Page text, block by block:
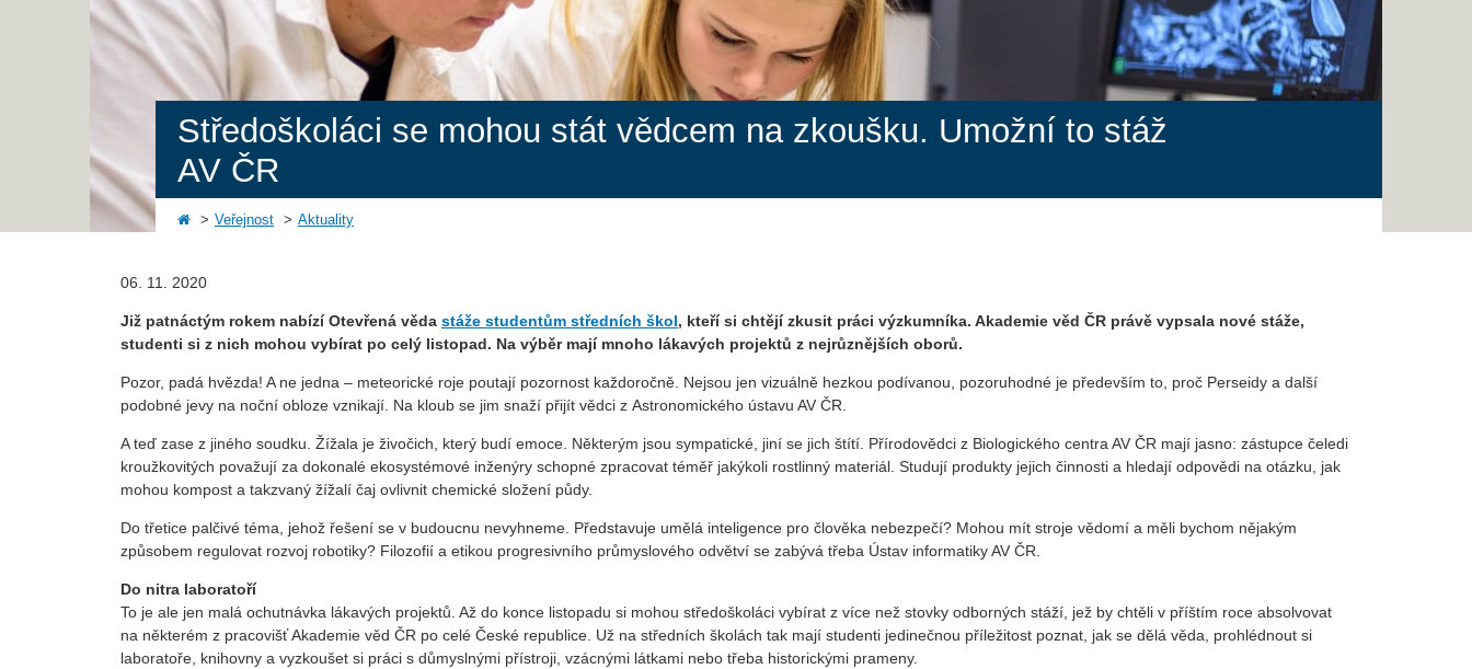
Středoškoláci se mohou stát vědcem na zkoušku. Umožní to stáž
AV ČR
Veřejnost Aktuality
06. 11. 2020
Již patnáctým rokem nabízí Otevřená věda stáže studentům středních škol, kteří si chtějí zkusit práci výzkumníka. Akademie věd ČR právě vypsala nové stáže,
studenti si z nich mohou vybírat po celý listopad. Na výběr mají mnoho lákavých projektů z nejrůznějších oborů.
Pozor, padá hvězda! A ne jedna – meteorické roje poutají pozornost každoročně. Nejsou jen vizuálně hezkou podívanou, pozoruhodné je především to, proč Perseidy a další
podobné jevy na noční obloze vznikají. Na kloub se jim snaží přijít vědci z Astronomického ústavu AV ČR.
A teď zase z jiného soudku. Žížala je živočich, který budí emoce. Některým jsou sympatické, jiní se jich štítí. Přírodovědci z Biologického centra AV ČR mají jasno: zástupce čeledi
kroužkovitých považují za dokonalé ekosystémové inženýry schopné zpracovat téměř jakýkoli rostlinný materiál. Studují produkty jejich činnosti a hledají odpovědi na otázku, jak
mohou kompost a takzvaný žížalí čaj ovlivnit chemické složení půdy.
Do třetice palčivé téma, jehož řešení se v budoucnu nevyhneme. Představuje umělá inteligence pro člověka nebezpečí? Mohou mít stroje vědomí a měli bychom nějakým
způsobem regulovat rozvoj robotiky? Filozofií a etikou progresivního průmyslového odvětví se zabývá třeba Ústav informatiky AV ČR.
Do nitra laboratoří
To je ale jen malá ochutnávka lákavých projektů. Až do konce listopadu si mohou středoškoláci vybírat z více než stovky odborných stáží, jež by chtěli v příštím roce absolvovat
na některém z pracovišť Akademie věd ČR po celé České republice. Už na středních školách tak mají studenti jedinečnou příležitost poznat, jak se dělá věda, prohlédnout si
laboratoře, knihovny a vyzkoušet si práci s důmyslnými přístroji, vzácnými látkami nebo třeba historickými prameny.